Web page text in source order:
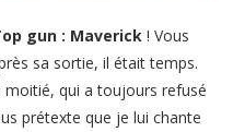
gun : Maverick ! Vous
sa sortie, il était temps.
moitié, qui a toujours refusé
prétexte que je lui chante